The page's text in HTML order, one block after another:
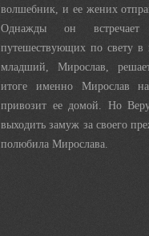
волшебник, и ее жених
Однажды он встречает
путешествующих по свету в
младший, Мирослав,
итоге именно Мирослав
привозит ее домой. Но
выходить замуж за своего
полюбила Мирослава.